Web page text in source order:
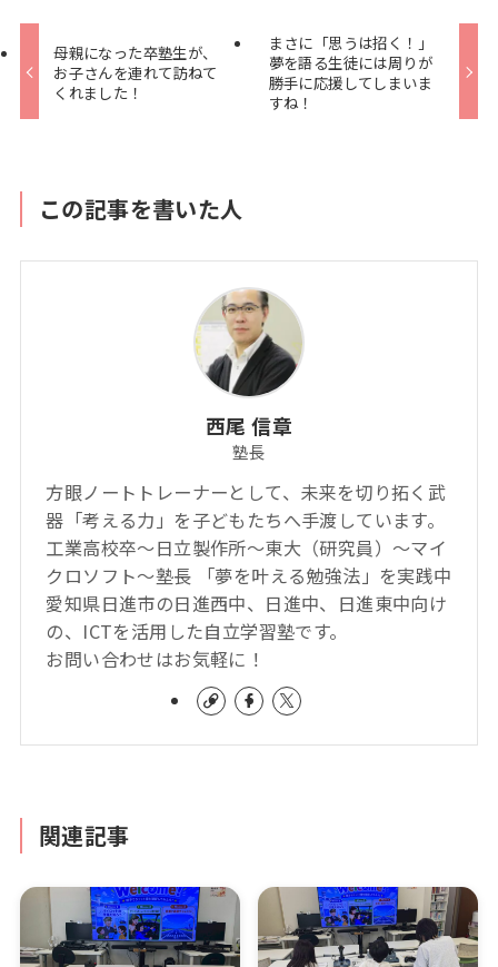
母親になった卒塾生が、
お子さんを連れて訪ねて
くれました！
まさに「思うは招く！」
夢を語る生徒には周りが
勝手に応援してしまいま
すね！
この記事を書いた人
西尾 信章
塾長
方眼ノートトレーナーとして、未来を切り拓く武
器「考える力」を子どもたちへ手渡しています。
工業高校卒～日立製作所～東大（研究員）～マイ
クロソフト～塾長 「夢を叶える勉強法」を実践中
愛知県日進市の日進西中、日進中、日進東中向け
の、ICTを活用した自立学習塾です。
お問い合わせはお気軽に！
関連記事